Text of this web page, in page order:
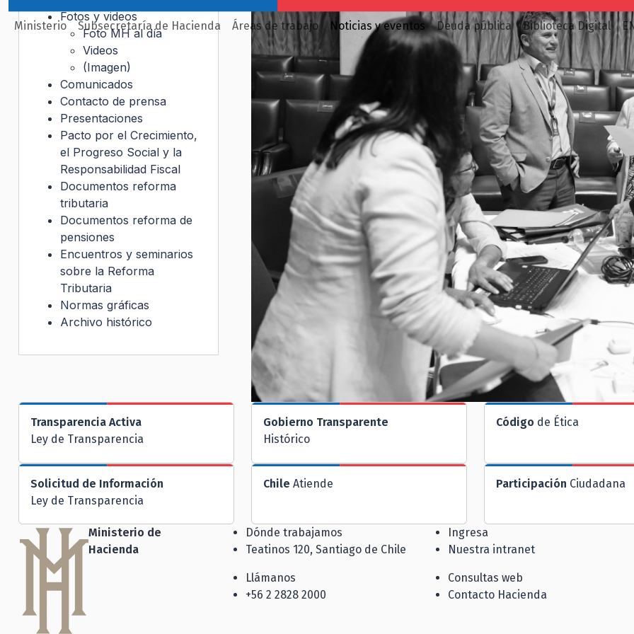
Ministerio Subsecretaría de Hacienda Áreas de trabajo Noticias y eventos Deuda pública Biblioteca Digital
Fotos y videos
Foto MH al día
Videos
(Imagen)
Comunicados
Contacto de prensa
Presentaciones
Pacto por el Crecimiento,
el Progreso Social y la
Responsabilidad Fiscal
Documentos reforma
tributaria
Documentos reforma de
pensiones
Encuentros y seminarios
sobre la Reforma
Tributaria
Normas gráficas
Archivo histórico
Transparencia Activa
Ley de Transparencia
Gobierno Transparente
Histórico
Código de Ética
Solicitud de Información
Ley de Transparencia
Chile Atiende Participación Ciudadana
Ministerio de
Hacienda
Dónde trabajamos
Teatinos 120, Santiago de Chile
Llámanos
+56 2 2828 2000
Ingresa
Nuestra intranet
Consultas web
Contacto Hacienda